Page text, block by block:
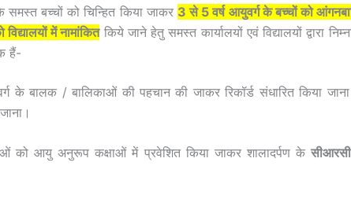
समस्त बच्चों को चिन्हित किया जाकर 3 से 5 वर्ष आयुवर्ग के बच्चों को
में नामांकितकिये जाने हेतु समस्त कार्यालयों एवं विद्यालयों द्वारा
हैं-
के बालक / बालिकाओं की पहचान की जाकर रिकॉर्ड संधारित किया जाना
को आयु अनुरूप कक्षाओं में प्रवेशित किया जाकर शालादर्पण के